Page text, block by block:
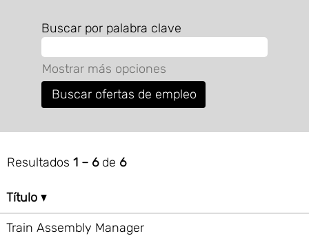
Buscar por palabra clave
Mostrar más opciones
Resultados 1 – 6de 6
Título
Train Assembly Manager